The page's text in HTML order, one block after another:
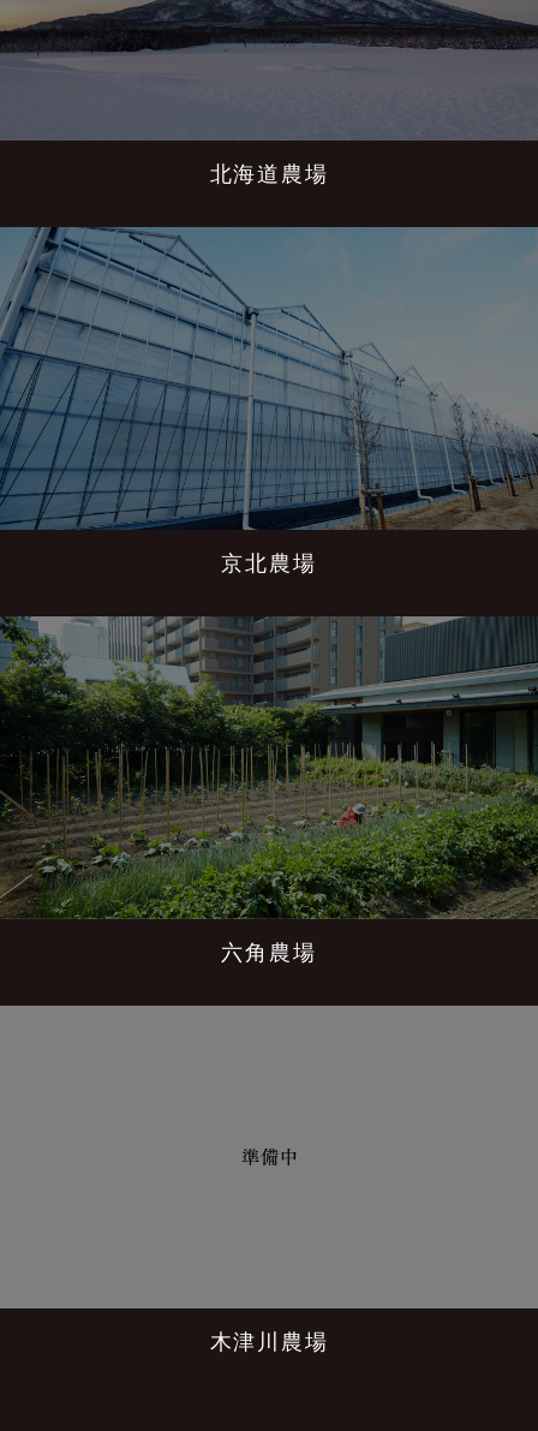
北海道農場
京北農場
六角農場
木津川農場